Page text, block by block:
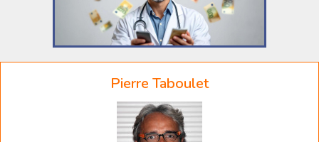
Pierre Taboulet